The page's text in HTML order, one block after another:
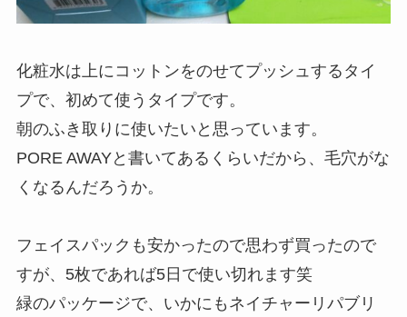
化粧水は上にコットンをのせてプッシュするタイ
プで、初めて使うタイプです。
朝のふき取りに使いたいと思っています。
PORE AWAYと書いてあるくらいだから、毛穴がな
くなるんだろうか。
フェイスパックも安かったので思わず買ったので
すが、5枚であれば5日で使い切れます笑
緑のパッケージで、いかにもネイチャーリパブリ